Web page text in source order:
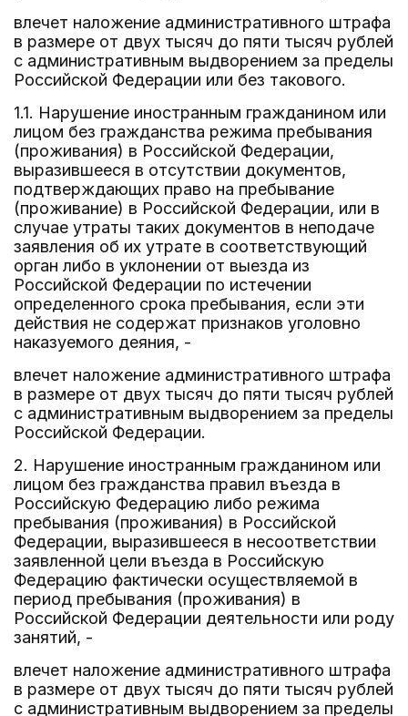
влечет наложение административного штрафа
в размере от двух тысяч до пяти тысяч рублей
с административным выдворением за пределы
Российской Федерации или без такового.
1.1. Нарушение иностранным гражданином или
лицом без гражданства режима пребывания
(проживания) в Российской Федерации,
выразившееся в отсутствии документов,
подтверждающих право на пребывание
(проживание) в Российской Федерации, или в
случае утраты таких документов в неподаче
заявления об их утрате в соответствующий
орган либо в уклонении от выезда из
Российской Федерации по истечении
определенного срока пребывания, если эти
действия не содержат признаков уголовно
наказуемого деяния, -
влечет наложение административного штрафа
в размере от двух тысяч до пяти тысяч рублей
с административным выдворением за пределы
Российской Федерации.
2. Нарушение иностранным гражданином или
лицом без гражданства правил въезда в
Российскую Федерацию либо режима
пребывания (проживания) в Российской
Федерации, выразившееся в несоответствии
заявленной цели въезда в Российскую
Федерацию фактически осуществляемой в
период пребывания (проживания) в
Российской Федерации деятельности или роду
занятий, -
влечет наложение административного штрафа
в размере от двух тысяч до пяти тысяч рублей
с административным выдворением за пределы